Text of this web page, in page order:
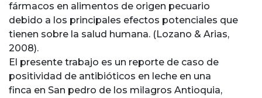
fármacos en alimentos de origen pecuario
debido a los principales efectos potenciales que
tienen sobre la salud humana. (Lozano & Arias,
2008).
El presente trabajo es un reporte de caso de
positividad de antibióticos en leche en una
finca en San pedro de los milagros Antioquia,